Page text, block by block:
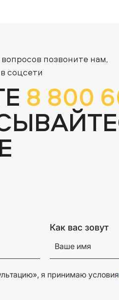
позвоните нам,
соцсети
8 800
Как вас зовут
я принимаю условия